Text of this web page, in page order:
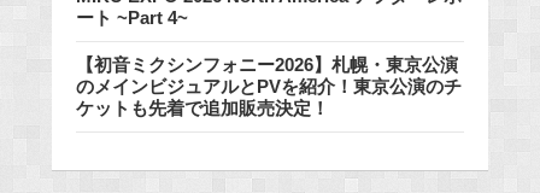
ート ~Part 4~
【初音ミクシンフォニー2026】札幌・東京公演
のメインビジュアルとPVを紹介！東京公演のチ
ケットも先着で追加販売決定！